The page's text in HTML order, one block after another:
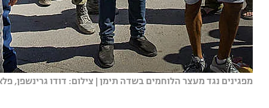
מפגינים נגד מעצר הלוחמים בשדה תימן | צילום: דודו גרינשפן,